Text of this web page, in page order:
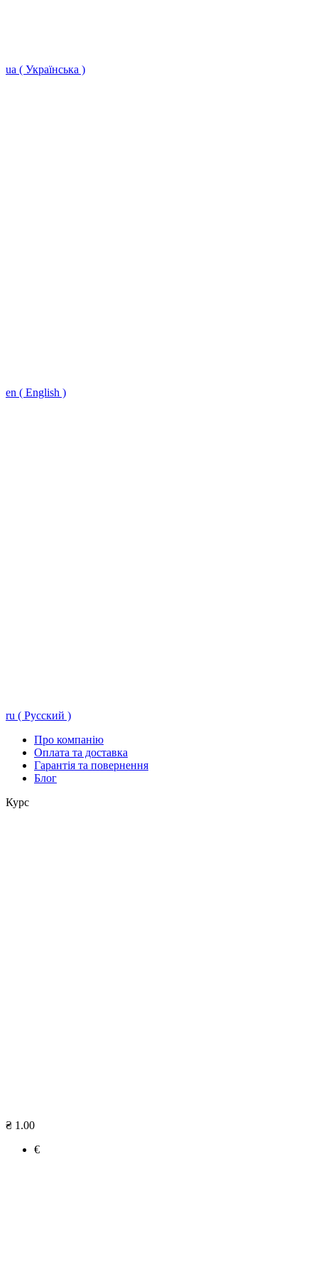
ua ( Українська )
en ( English )
ru ( Русский )
Про компанію
Оплата та доставка
Гарантія та повернення
Блог
Курс
₴ 1.00
€